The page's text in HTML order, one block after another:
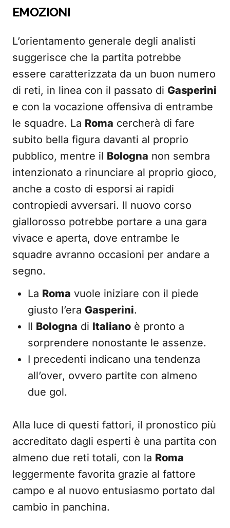
EMOZIONI
L’orientamento generale degli analisti
suggerisce che la partita potrebbe
essere caratterizzata da un buon numero
di reti, in linea con il passato di Gasperini
e con la vocazione offensiva di entrambe
le squadre. La Roma cercherà di fare
subito bella figura davanti al proprio
pubblico, mentre il Bologna non sembra
intenzionato a rinunciare al proprio gioco,
anche a costo di esporsi ai rapidi
contropiedi avversari. Il nuovo corso
giallorosso potrebbe portare a una gara
vivace e aperta, dove entrambe le
squadre avranno occasioni per andare a
segno.
La Roma vuole iniziare con il piede
giusto l’era Gasperini.
Il Bologna di Italiano è pronto a
sorprendere nonostante le assenze.
I precedenti indicano una tendenza
all’over, ovvero partite con almeno
due gol.
Alla luce di questi fattori, il pronostico più
accreditato dagli esperti è una partita con
almeno due reti totali, con la Roma
leggermente favorita grazie al fattore
campo e al nuovo entusiasmo portato dal
cambio in panchina.